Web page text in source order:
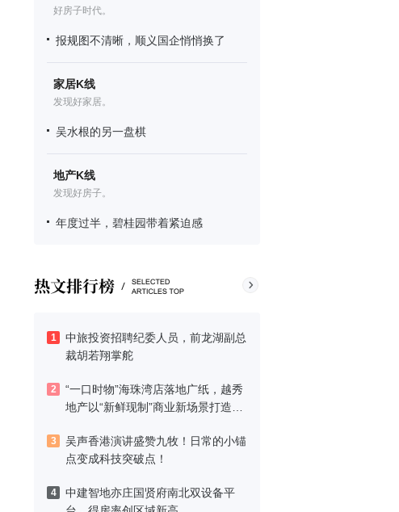
好房子时代。
报规图不清晰，顺义国企悄悄换了
家居K线
发现好家居。
吴水根的另一盘棋
地产K线
发现好房子。
年度过半，碧桂园带着紧迫感
1
中旅投资招聘纪委人员，前龙湖副总
裁胡若翔掌舵
2
“一口时物”海珠湾店落地广纸，越秀
地产以“新鲜现制”商业新场景打造社
3
吴声香港演讲盛赞九牧！日常的小锚
点变成科技突破点！
4
中建智地亦庄国贤府南北双设备平